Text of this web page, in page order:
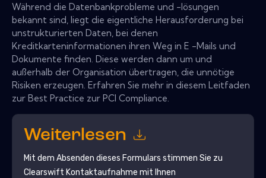
Während die Datenbankprobleme und -lösungen
bekannt sind, liegt die eigentliche Herausforderung bei
unstrukturierten Daten, bei denen
Kreditkarteninformationen ihren Weg in E -Mails und
Dokumente finden. Diese werden dann um und
außerhalb der Organisation übertragen, die unnötige
Risiken erzeugen. Erfahren Sie mehr in diesem Leitfaden
zur Best Practice zur PCI Compliance.
Weiterlesen
Mit dem Absenden dieses Formulars stimmen Sie zu
Clearswift Kontaktaufnahme mit Ihnen